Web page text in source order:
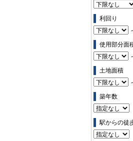
利回り
使用部分面
土地面積
築年数
駅からの徒